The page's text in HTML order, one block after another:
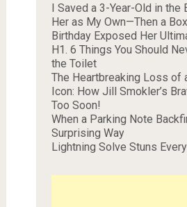
I Saved a 3-Year-Old in the
Her as My Own—Then a
Birthday Exposed Her
H1. 6 Things You Should
the Toilet
The Heartbreaking Loss of
Icon: How Jill Smokler’s
Too Soon!
When a Parking Note
Surprising Way
Lightning Solve Stuns